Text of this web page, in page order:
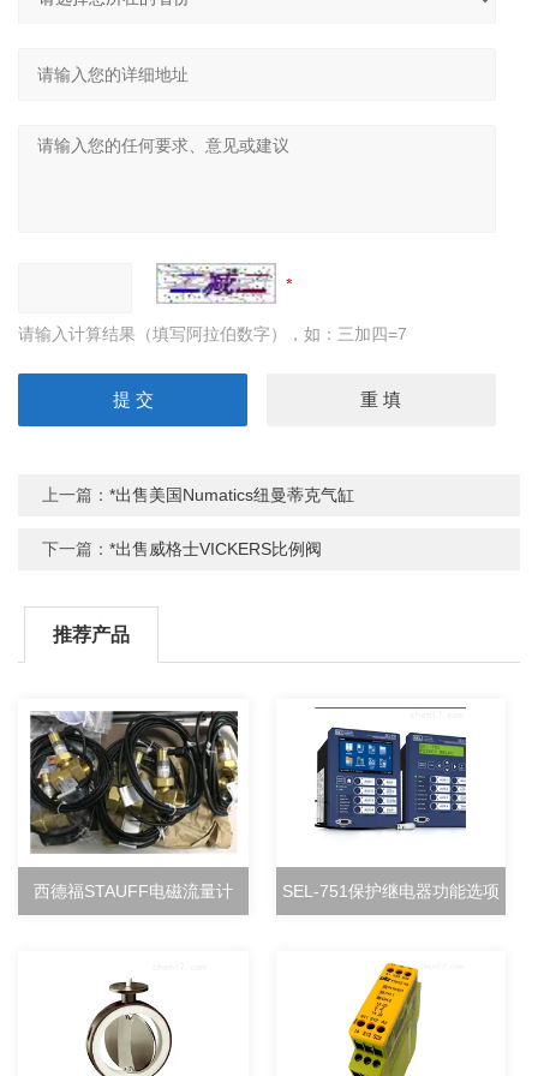
请输入计算结果（填写阿拉伯数字），如：三加四=7
上一篇：*出售美国Numatics纽曼蒂克气缸
下一篇：*出售威格士VICKERS比例阀
推荐产品
西德福STAUFF电磁流量计 SEL-751保护继电器功能选项